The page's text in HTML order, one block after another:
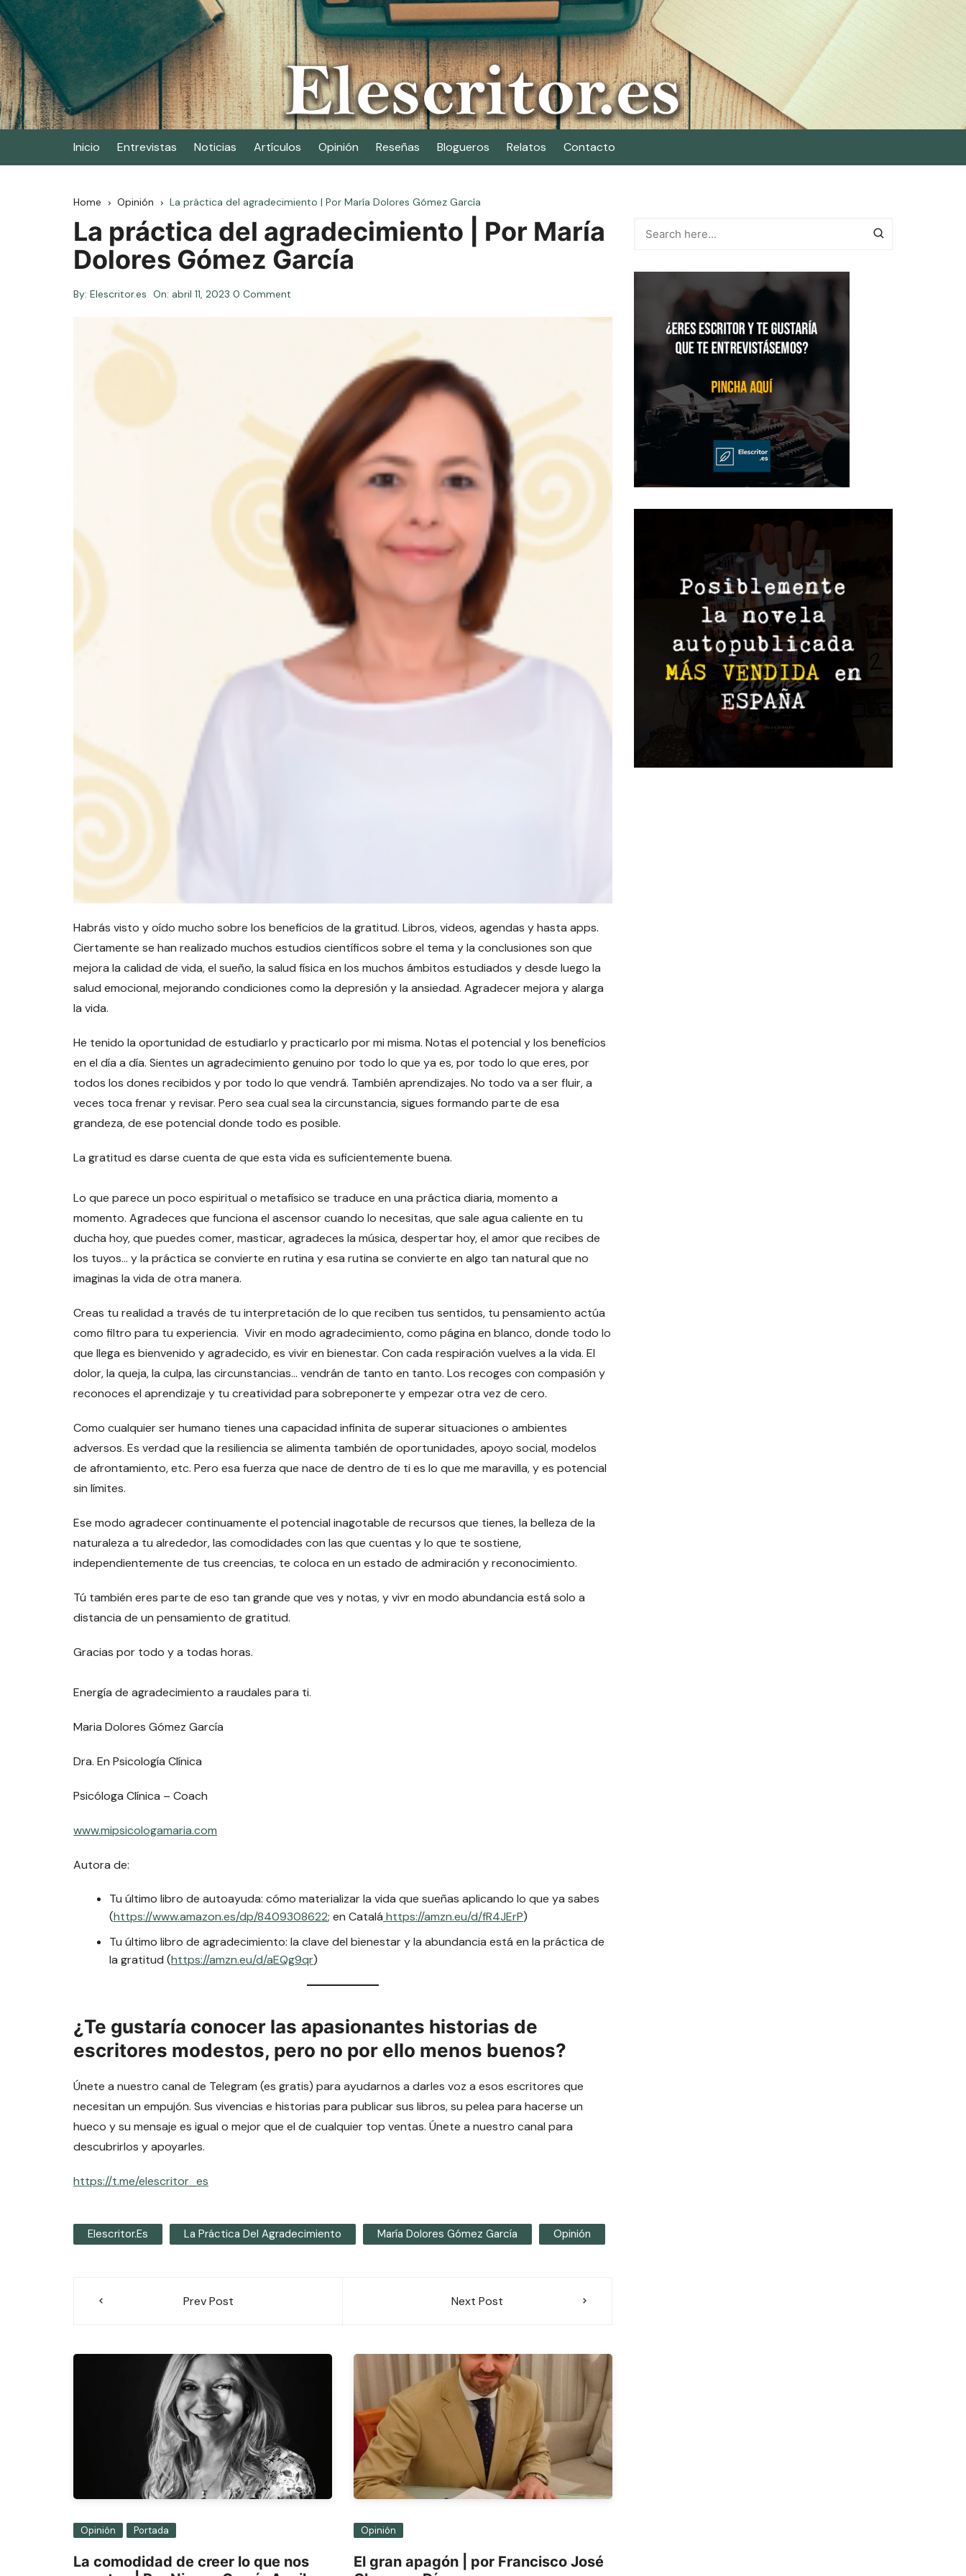
Skip
to
content
Elescritor.es
El periódico digital de los escritores
Inicio Entrevistas Noticias Artículos Opinión Reseñas Blogueros Relatos Contacto
Home Opinión La práctica del agradecimiento | Por María Dolores Gómez García
La práctica del agradecimiento | Por María
Dolores Gómez García
By: Elescritor.es On: abril 11, 2023 0 Comment
Habrás visto y oído mucho sobre los beneficios de la gratitud. Libros, videos, agendas y hasta apps.
Ciertamente se han realizado muchos estudios científicos sobre el tema y la conclusiones son que
mejora la calidad de vida, el sueño, la salud física en los muchos ámbitos estudiados y desde luego la
salud emocional, mejorando condiciones como la depresión y la ansiedad. Agradecer mejora y alarga
la vida.
He tenido la oportunidad de estudiarlo y practicarlo por mi misma. Notas el potencial y los beneficios
en el día a día. Sientes un agradecimiento genuino por todo lo que ya es, por todo lo que eres, por
todos los dones recibidos y por todo lo que vendrá. También aprendizajes. No todo va a ser fluir, a
veces toca frenar y revisar. Pero sea cual sea la circunstancia, sigues formando parte de esa
grandeza, de ese potencial donde todo es posible.
La gratitud es darse cuenta de que esta vida es suficientemente buena.
Lo que parece un poco espiritual o metafísico se traduce en una práctica diaria, momento a
momento. Agradeces que funciona el ascensor cuando lo necesitas, que sale agua caliente en tu
ducha hoy, que puedes comer, masticar, agradeces la música, despertar hoy, el amor que recibes de
los tuyos… y la práctica se convierte en rutina y esa rutina se convierte en algo tan natural que no
imaginas la vida de otra manera.
Creas tu realidad a través de tu interpretación de lo que reciben tus sentidos, tu pensamiento actúa
como filtro para tu experiencia. Vivir en modo agradecimiento, como página en blanco, donde todo lo
que llega es bienvenido y agradecido, es vivir en bienestar. Con cada respiración vuelves a la vida. El
dolor, la queja, la culpa, las circunstancias… vendrán de tanto en tanto. Los recoges con compasión y
reconoces el aprendizaje y tu creatividad para sobreponerte y empezar otra vez de cero.
Como cualquier ser humano tienes una capacidad infinita de superar situaciones o ambientes
adversos. Es verdad que la resiliencia se alimenta también de oportunidades, apoyo social, modelos
de afrontamiento, etc. Pero esa fuerza que nace de dentro de ti es lo que me maravilla, y es potencial
sin límites.
Ese modo agradecer continuamente el potencial inagotable de recursos que tienes, la belleza de la
naturaleza a tu alrededor, las comodidades con las que cuentas y lo que te sostiene,
independientemente de tus creencias, te coloca en un estado de admiración y reconocimiento.
Tú también eres parte de eso tan grande que ves y notas, y vivr en modo abundancia está solo a
distancia de un pensamiento de gratitud.
Gracias por todo y a todas horas.
Energía de agradecimiento a raudales para ti.
Maria Dolores Gómez García
Dra. En Psicología Clínica
Psicóloga Clínica – Coach
www.mipsicologamaria.com
Autora de:
Tu último libro de autoayuda: cómo materializar la vida que sueñas aplicando lo que ya sabes
(https://www.amazon.es/dp/8409308622; en Catalá https://amzn.eu/d/fR4JErP)
Tu último libro de agradecimiento: la clave del bienestar y la abundancia está en la práctica de
la gratitud (https://amzn.eu/d/aEQg9qr)
¿Te gustaría conocer las apasionantes historias de
escritores modestos, pero no por ello menos buenos?
Únete a nuestro canal de Telegram (es gratis) para ayudarnos a darles voz a esos escritores que
necesitan un empujón. Sus vivencias e historias para publicar sus libros, su pelea para hacerse un
hueco y su mensaje es igual o mejor que el de cualquier top ventas. Únete a nuestro canal para
descubrirlos y apoyarles.
https://t.me/elescritor_es
Elescritor.es La Práctica Del Agradecimiento María Dolores Gómez García Opinión
Prev Post Next Post
Opinión Portada
La comodidad de creer lo que nos
Opinión
El gran apagón | por Francisco José